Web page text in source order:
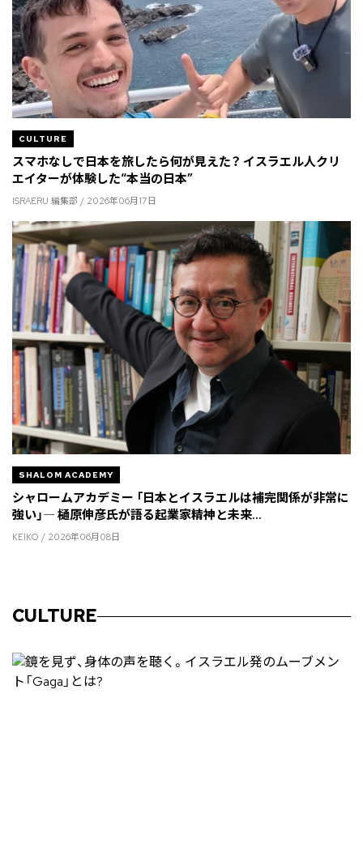
CULTURE
スマホなしで日本を旅したら何が見えた？ イスラエル人クリ
エイターが体験した“本当の日本”
ISRAERU 編集部 / 2026年06月17日
SHALOM ACADEMY
シャロームアカデミー 「日本とイスラエルは補完関係が非常に
強い」― 樋原伸彦氏が語る起業家精神と未来...
KEIKO / 2026年06月08日
CULTURE